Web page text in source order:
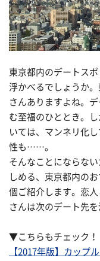
東京都内のデートス
浮かべるでしょうか
さんありますよね。
む至福のひととき。
いては、マンネリ化
性も……。
そんなことにならな
しめる、東京都内の
個ご紹介します。恋
さんは次のデート先
▼こちらもチェック！
【2017年版】カップ